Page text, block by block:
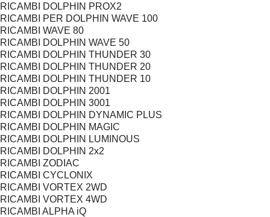
RICAMBI DOLPHIN PROX2
RICAMBI PER DOLPHIN WAVE 100
RICAMBI WAVE 80
RICAMBI DOLPHIN WAVE 50
RICAMBI DOLPHIN THUNDER 30
RICAMBI DOLPHIN THUNDER 20
RICAMBI DOLPHIN THUNDER 10
RICAMBI DOLPHIN 2001
RICAMBI DOLPHIN 3001
RICAMBI DOLPHIN DYNAMIC PLUS
RICAMBI DOLPHIN MAGIC
RICAMBI DOLPHIN LUMINOUS
RICAMBI DOLPHIN 2x2
RICAMBI ZODIAC
RICAMBI CYCLONIX
RICAMBI VORTEX 2WD
RICAMBI VORTEX 4WD
RICAMBI ALPHA iQ